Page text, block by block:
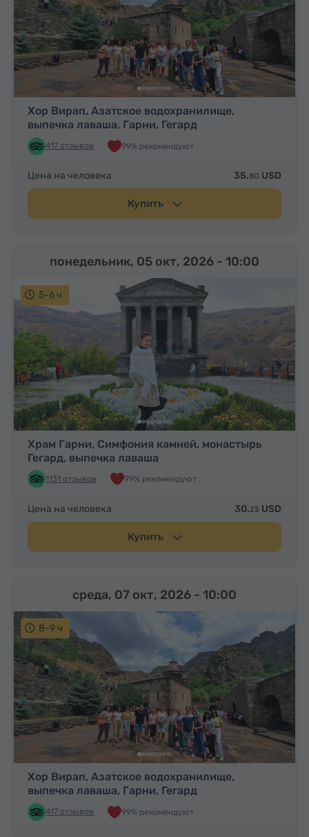
Хор Вирап, Азатское водохранилище,
выпечка лаваша, Гарни, Гегард
417 отзывов 99% рекомендуют
Цена на человека 35.80 USD
Купить
5-6 ч
Храм Гарни, Симфония камней, монастырь
Гегард, выпечка лаваша
1131 отзывов 99% рекомендуют
понедельник, 05 окт, 2026 - 10:00
Цена на человека 30.25 USD
Купить
8-9 ч
Хор Вирап, Азатское водохранилище,
выпечка лаваша, Гарни, Гегард
417 отзывов 99% рекомендуют
среда, 07 окт, 2026 - 10:00